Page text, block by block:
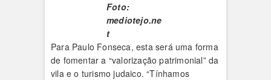
Foto:
mediotejo.ne
t
Para Paulo Fonseca, esta será uma forma
de fomentar a “valorização patrimonial” da
vila e o turismo judaico. “Tínhamos